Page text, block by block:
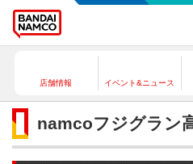
店舗情報 イベント&ニュース
namcoフジグラン